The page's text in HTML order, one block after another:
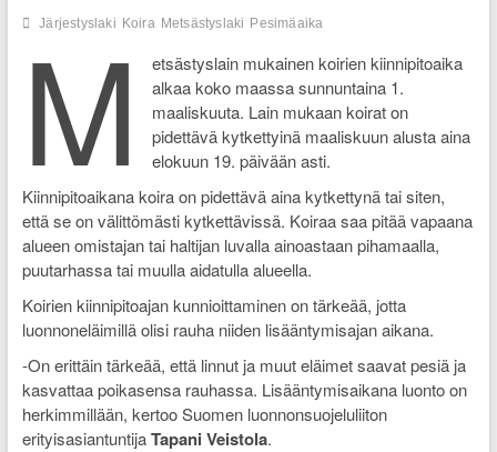
Järjestyslaki Koira Metsästyslaki Pesimäaika
M
etsästyslain mukainen koirien kiinnipitoaika
alkaa koko maassa sunnuntaina 1.
maaliskuuta. Lain mukaan koirat on
pidettävä kytkettyinä maaliskuun alusta aina
elokuun 19. päivään asti.
Kiinnipitoaikana koira on pidettävä aina kytkettynä tai siten,
että se on välittömästi kytkettävissä. Koiraa saa pitää vapaana
alueen omistajan tai haltijan luvalla ainoastaan pihamaalla,
puutarhassa tai muulla aidatulla alueella.
Koirien kiinnipitoajan kunnioittaminen on tärkeää, jotta
luonnoneläimillä olisi rauha niiden lisääntymisajan aikana.
-On erittäin tärkeää, että linnut ja muut eläimet saavat pesiä ja
kasvattaa poikasensa rauhassa. Lisääntymisaikana luonto on
herkimmillään, kertoo Suomen luonnonsuojeluliiton
erityisasiantuntijaTapani Veistola.